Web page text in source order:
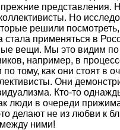
представления.
Но
решили посмотреть,
стала применяться в
вещи. Мы это видим
например, в
тому, как они стоят в
Они
Кто-то
люди в очереди
делают не из любви к
ними!